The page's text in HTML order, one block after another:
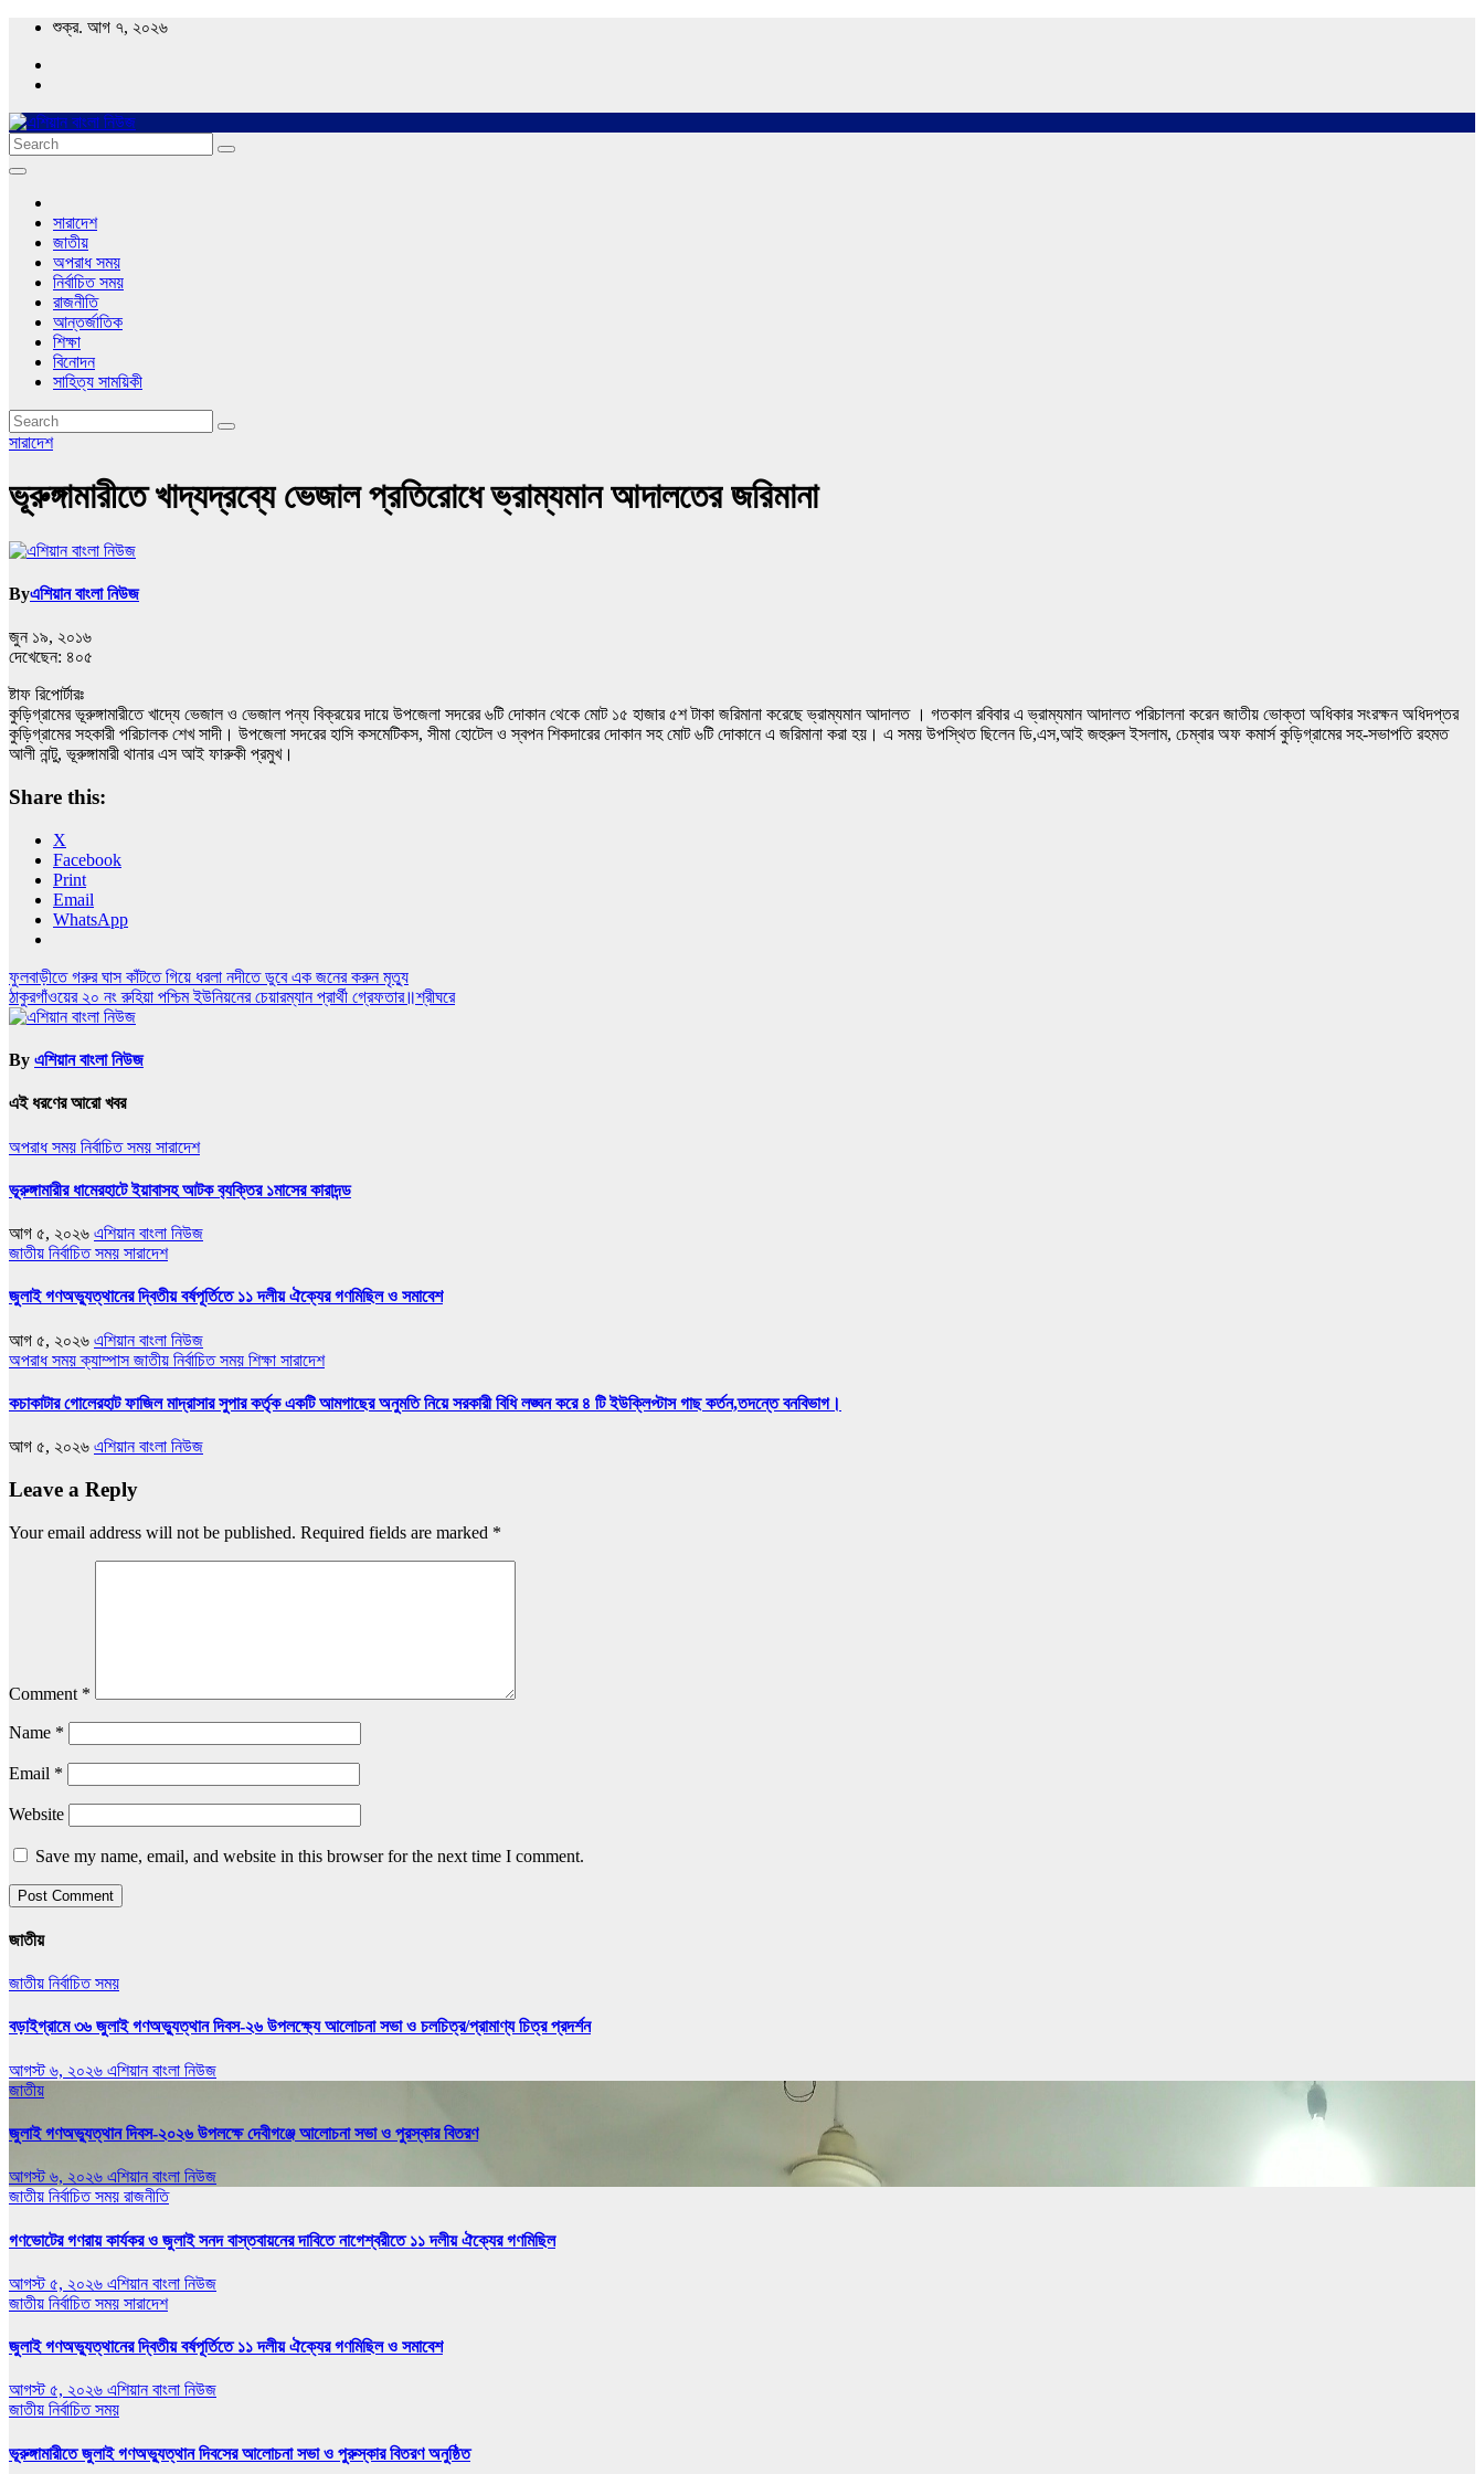
Skip
content
শুক্র. আগ ৭, ২০২৬
Asian Bangla News
এশিয়ান বাংলা নিউজ
সারাদেশ
জাতীয়
অপরাধ সময়
নির্বাচিত সময়
রাজনীতি
আন্তর্জাতিক
শিক্ষা
বিনোদন
সাহিত্য সাময়িকী
সারাদেশ
ভূরুঙ্গামারীতে খাদ্যদ্রব্যে ভেজাল প্রতিরোধে ভ্রাম্যমান আদালতের জরিমানা
Byএশিয়ান বাংলা নিউজ
জুন ১৯, ২০১৬
দেখেছেন: ৪০৫
ষ্টাফ রিপোর্টারঃ
কুড়িগ্রামের ভূরুঙ্গামারীতে খাদ্যে ভেজাল ও ভেজাল পন্য বিক্রয়ের দায়ে উপজেলা সদরের ৬টি দোকান থেকে মোট ১৫ হাজার ৫শ টাকা জরিমানা করেছে ভ্রাম্যমান আদালত । গতকাল রবিবার এ ভ্রাম্যমান আদালত পরিচালনা করেন জাতীয় ভোক্তা অধিকার সংরক্ষন অধিদপ্তর
কুড়িগ্রামের সহকারী পরিচালক শেখ সাদী। উপজেলা সদরের হাসি কসমেটিকস, সীমা হোটেল ও স্বপন শিকদারের দোকান সহ মোট ৬টি দোকানে এ জরিমানা করা হয়। এ সময় উপস্থিত ছিলেন ডি,এস,আই জহুরুল ইসলাম, চেম্বার অফ কমার্স কুড়িগ্রামের সহ-সভাপতি রহমত
আলী নান্টু, ভূরুঙ্গামারী থানার এস আই ফারুকী প্রমুখ।
Share this:
X
Facebook
Print
Email
WhatsApp
Post
navigation
ফুলবাড়ীতে গরুর ঘাস কাঁটতে গিয়ে ধরলা নদীতে ডুবে এক জনের করুন মৃত্যু
ঠাকুরগাঁওয়ের ২০ নং রুহিয়া পশ্চিম ইউনিয়নের চেয়ারম্যান প্রার্থী গ্রেফতার॥শ্রীঘরে
By এশিয়ান বাংলা নিউজ
এই ধরণের আরো খবর
অপরাধ সময় নির্বাচিত সময় সারাদেশ
ভূরুঙ্গামারীর ধামেরহাটে ইয়াবাসহ আটক ব‍্যক্তির ১মাসের কারাদন্ড
আগ ৫, ২০২৬ এশিয়ান বাংলা নিউজ
জাতীয় নির্বাচিত সময় সারাদেশ
জুলাই গণঅভ্যুত্থানের দ্বিতীয় বর্ষপূর্তিতে ১১ দলীয় ঐক্যের গণমিছিল ও সমাবেশ
আগ ৫, ২০২৬ এশিয়ান বাংলা নিউজ
অপরাধ সময়ক্যাম্পাসজাতীয় নির্বাচিত সময় শিক্ষা সারাদেশ
কচাকাটার গোলেরহাট ফাজিল মাদ্রাসার সুপার কর্তৃক একটি আমগাছের অনুমতি নিয়ে সরকারী বিধি লঙ্ঘন করে ৪ টি ইউক্লিপ্টাস গাছ কর্তন,তদন্তে বনবিভাগ।
আগ ৫, ২০২৬ এশিয়ান বাংলা নিউজ
Leave a Reply
Your email address will not be published. Required fields are marked *
Comment *
Name *
Email *
Website
Save my name, email, and website in this browser for the next time I comment.
জাতীয়
জাতীয় নির্বাচিত সময়
বড়াইগ্রামে ৩৬ জুলাই গণঅভ্যুত্থান দিবস-২৬ উপলক্ষ্যে আলোচনা সভা ও চলচিত্র/প্রামাণ্য চিত্র প্রদর্শন
আগস্ট ৬, ২০২৬ এশিয়ান বাংলা নিউজ
জাতীয়
জুলাই গণঅভ্যুত্থান দিবস-২০২৬ উপলক্ষে দেবীগঞ্জে আলোচনা সভা ও পুরস্কার বিতরণ
আগস্ট ৬, ২০২৬ এশিয়ান বাংলা নিউজ
জাতীয় নির্বাচিত সময় রাজনীতি
গণভোটের গণরায় কার্যকর ও জুলাই সনদ বাস্তবায়নের দাবিতে নাগেশ্বরীতে ১১ দলীয় ঐক্যের গণমিছিল
আগস্ট ৫, ২০২৬ এশিয়ান বাংলা নিউজ
জাতীয় নির্বাচিত সময় সারাদেশ
জুলাই গণঅভ্যুত্থানের দ্বিতীয় বর্ষপূর্তিতে ১১ দলীয় ঐক্যের গণমিছিল ও সমাবেশ
আগস্ট ৫, ২০২৬ এশিয়ান বাংলা নিউজ
জাতীয় নির্বাচিত সময়
ভূরুঙ্গামারীতে জুলাই গণঅভ‍্যুত্থান দিবসের আলোচনা সভা ও পুরুস্কার বিতরণ অনুষ্ঠিত